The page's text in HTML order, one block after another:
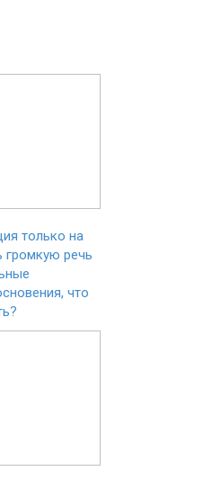
только на
громкую речь
что